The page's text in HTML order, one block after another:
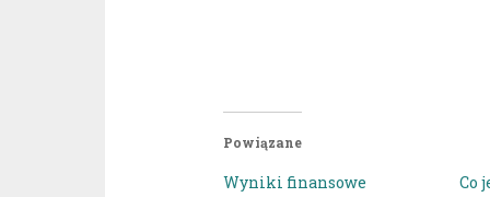
Powiązane
Wyniki finansowe
Co